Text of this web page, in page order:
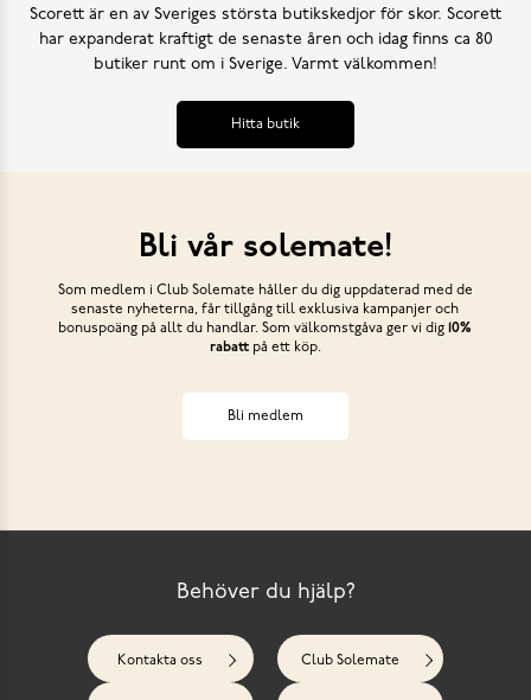
Scorett är en av Sveriges största butikskedjor för skor. Scorett
har expanderat kraftigt de senaste åren och idag finns ca 80
butiker runt om i Sverige. Varmt välkommen!
Hitta butik
Bli vår solemate!
Som medlem i Club Solemate håller du dig uppdaterad med de
senaste nyheterna, får tillgång till exklusiva kampanjer och
bonuspoäng på allt du handlar. Som välkomstgåva ger vi dig 10%
rabattpå ett köp.
Bli medlem
Behöver du hjälp?
Kontakta oss Club Solemate